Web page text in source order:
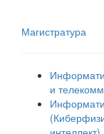
Магистратура
и